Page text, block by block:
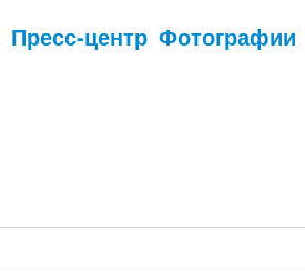
Пресс-центр Фотографии